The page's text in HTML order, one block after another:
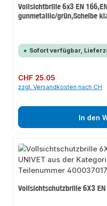
Vollsichtbrille 6x3 EN
gunmetallic/grün,Scheibe
Sofort verfügbar,
Regulärer Preis:
CHF 25.05
zzgl. Versandkosten nach CH
In den
Vollsichtschutzbrille 6X3 EN